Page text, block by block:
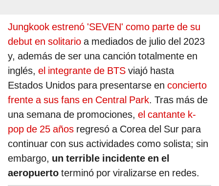
Jungkook estrenó 'SEVEN' como parte de su
debut en solitario a mediados de julio del 2023
y, además de ser una canción totalmente en
inglés, el integrante de BTS viajó hasta
Estados Unidos para presentarse en concierto
frente a sus fans en Central Park. Tras más de
una semana de promociones, el cantante k-
pop de 25 años regresó a Corea del Sur para
continuar con sus actividades como solista; sin
embargo, un terrible incidente en el
aeropuerto terminó por viralizarse en redes.